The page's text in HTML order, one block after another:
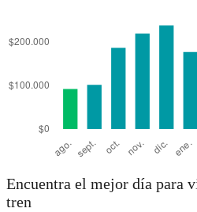
Encuentra el mejor día para
tren